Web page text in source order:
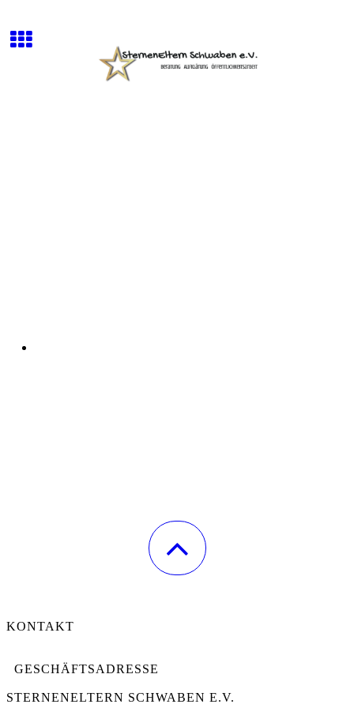
KONTAKT
GESCHÄFTSADRESSE
STERNENELTERN SCHWABEN E.V.